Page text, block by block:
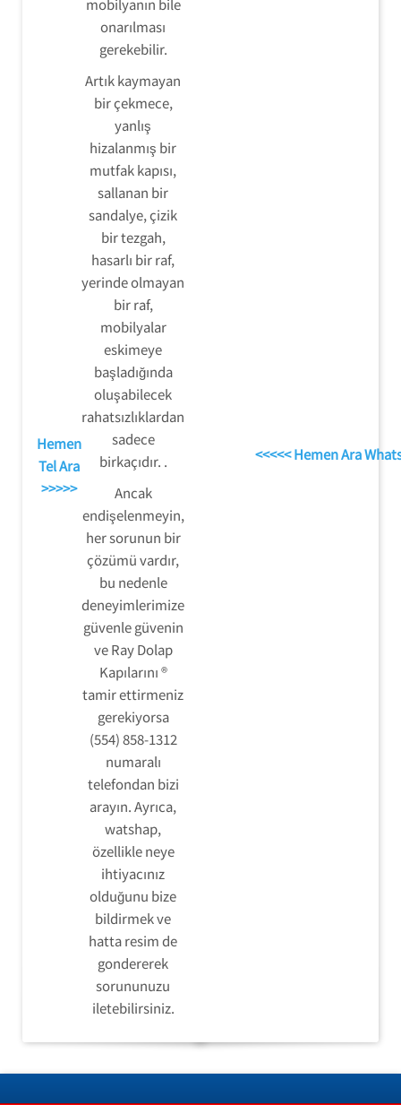
Hemen
Tel Ara
>>>>>
mobilyanın bile
onarılması
gerekebilir.
Artık kaymayan
bir çekmece,
yanlış
hizalanmış bir
mutfak kapısı,
sallanan bir
sandalye, çizik
bir tezgah,
hasarlı bir raf,
yerinde olmayan
bir raf,
mobilyalar
eskimeye
başladığında
oluşabilecek
rahatsızlıklardan
sadece
birkaçıdır. .
Ancak
endişelenmeyin,
her sorunun bir
çözümü vardır,
bu nedenle
deneyimlerimize
güvenle güvenin
ve Ray Dolap
Kapılarını ®
tamir ettirmeniz
gerekiyorsa
(554) 858-1312
numaralı
telefondan bizi
arayın. Ayrıca,
watshap,
özellikle neye
ihtiyacınız
olduğunu bize
bildirmek ve
hatta resim de
gondererek
sorununuzu
iletebilirsiniz.
<<<<< Hemen Ara